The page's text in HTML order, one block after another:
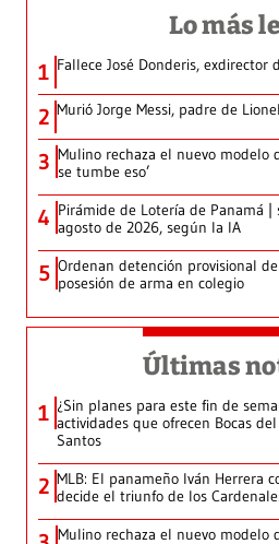
Lo más
1 Fallece José Donderis, exdirector
2 Murió Jorge Messi, padre de
3 Mulino rechaza el nuevo modelo
se tumbe eso’
4 Pirámide de Lotería de Panamá
agosto de 2026, según la IA
5 Ordenan detención provisional
posesión de arma en colegio
Últimas
1 ¿Sin planes para este fin de
actividades que ofrecen Bocas
Santos
2 MLB: El panameño Iván Herrera
decide el triunfo de los
Mulino rechaza el nuevo modelo